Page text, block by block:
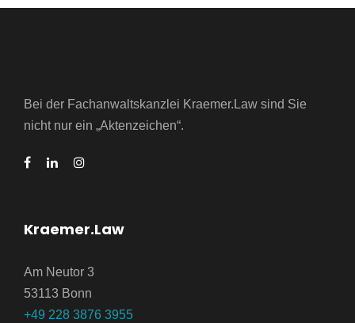
Bei der Fachanwaltskanzlei Kraemer.Law sind Sie
nicht nur ein „Aktenzeichen“.
Kraemer.Law
Am Neutor 3
53113 Bonn
+49 228 3876 3955